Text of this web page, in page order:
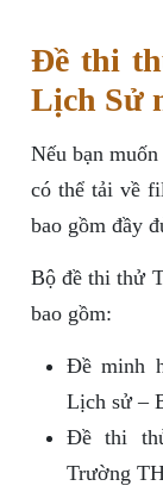
Đề thi
Lịch Sử
Nếu bạn
có thể tải về
bao gồm đầy
Bộ đề thi thử
bao gồm:
Đề minh
Lịch sử –
Đề thi
Trường